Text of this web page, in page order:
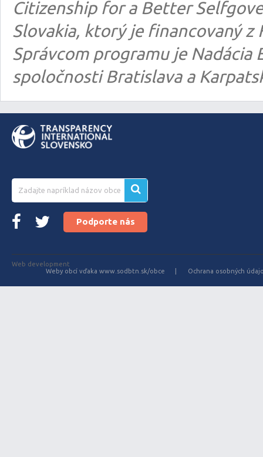
Citizenship for a Better
Slovakia, ktorý je financovaný z
Správcom programu je
spoločnosti Bratislava a
Podporte nás
Web development
Weby obcí vďaka www.sodbtn.sk/obce
Ochrana osobných